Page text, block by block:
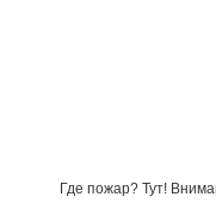
Где пожар? Тут!